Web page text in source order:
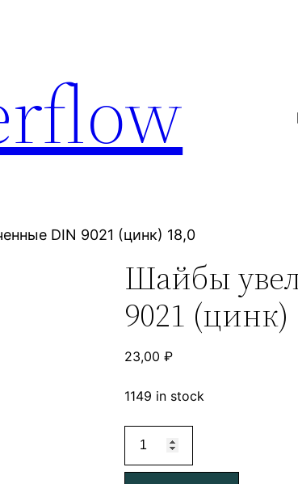
DIN 9021 (цинк) 18,0
Шайбы
9021 (цинк)
23,00₽
1149 in stock
увеличенные
DIN